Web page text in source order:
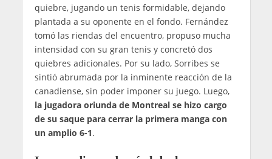
quiebre, jugando un tenis formidable, dejando
plantada a su oponente en el fondo. Fernández
tomó las riendas del encuentro, propuso mucha
intensidad con su gran tenis y concretó dos
quiebres adicionales. Por su lado, Sorribes se
sintió abrumada por la inminente reacción de la
canadiense, sin poder imponer su juego. Luego,
la jugadora oriunda de Montreal se hizo cargo
de su saque para cerrar la primera manga con
un amplio 6-1.